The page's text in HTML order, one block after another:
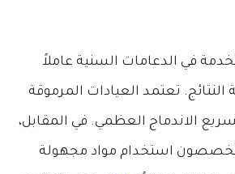
في الدعامات السنية عاملاً
تعتمد العيادات المرموقة
الاندماج العظمي. في المقابل،
استخدام مواد مجهولة